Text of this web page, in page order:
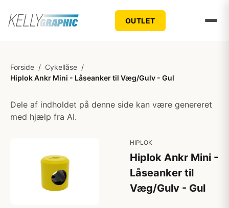
OUTLET
Forside / Cykellåse /
Hiplok Ankr Mini - Låseanker til Væg/Gulv - Gul
Dele af indholdet på denne side kan være genereret
med hjælp fra AI.
HIPLOK
Hiplok Ankr Mini -
Låseanker til
Væg/Gulv - Gul